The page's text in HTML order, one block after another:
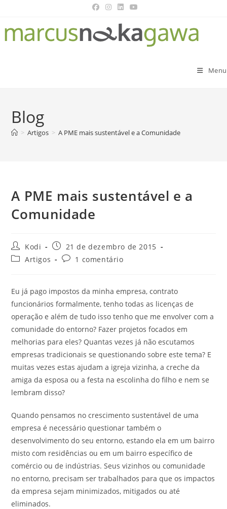
Menu
Blog
> Artigos > A PME mais sustentável e a Comunidade
A PME mais sustentável e a
Comunidade
Kodi
21 de dezembro de 2015
Artigos
1 comentário
Eu já pago impostos da minha empresa, contrato
funcionários formalmente, tenho todas as licenças de
operação e além de tudo isso tenho que me envolver com a
comunidade do entorno? Fazer projetos focados em
melhorias para eles? Quantas vezes já não escutamos
empresas tradicionais se questionando sobre este tema? E
muitas vezes estas ajudam a igreja vizinha, a creche da
amiga da esposa ou a festa na escolinha do filho e nem se
lembram disso?
Quando pensamos no crescimento sustentável de uma
empresa é necessário questionar também o
desenvolvimento do seu entorno, estando ela em um bairro
misto com residências ou em um bairro específico de
comércio ou de indústrias. Seus vizinhos ou comunidade
no entorno, precisam ser trabalhados para que os impactos
da empresa sejam minimizados, mitigados ou até
eliminados.